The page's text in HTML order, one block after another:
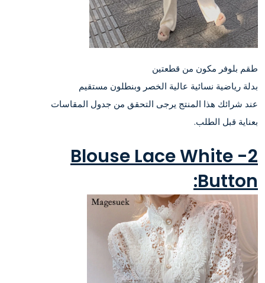
طقم بلوفر مكون من قطعتين
بدلة رياضية نسائية عالية الخصر وبنطلون مستقيم
عند شرائك هذا المنتج يرجى التحقق من جدول المقاسات
بعناية قبل الطلب.
2- Blouse Lace White
Button: